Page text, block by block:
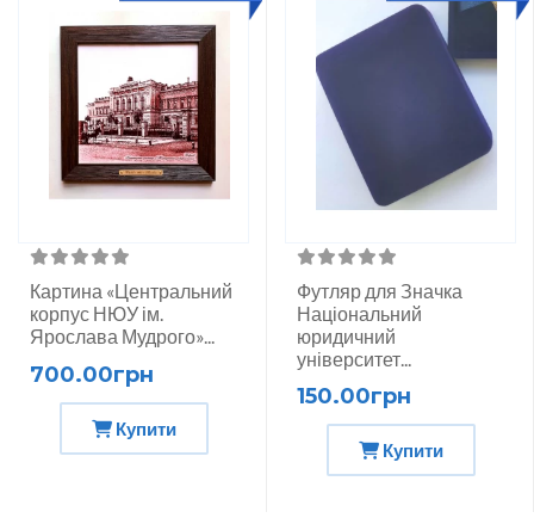
Картина «Центральний
корпус НЮУ ім.
Ярослава Мудрого»...
700.00грн
Купити
Футляр для Значка
Національний
юридичний
університет...
150.00грн
Купити